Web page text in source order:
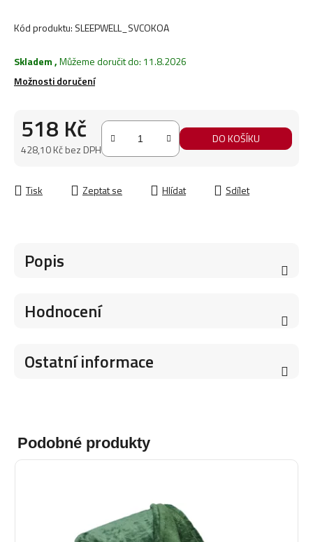
Kód produktu: SLEEPWELL_SVCOKOA
Skladem,Můžeme doručit do: 11.8.2026
Možnosti doručení
518 Kč
428,10 Kč bez DPH
DO KOŠÍKU
Tisk Zeptat se Hlídat Sdílet
Popis
Hodnocení
Ostatní informace
Podobné produkty